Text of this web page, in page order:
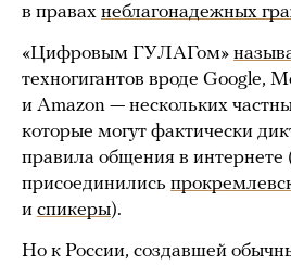
в правах неблагонадежных
«Цифровым ГУЛАГом»
техногигантов вроде Google,
и Amazon — нескольких
которые могут фактически
правила общения в интернете
присоединились
и спикеры).
Но к России, создавшей